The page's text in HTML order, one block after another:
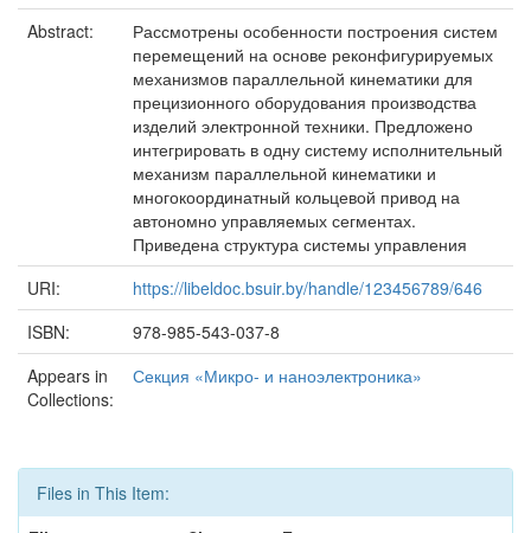
Abstract:
Рассмотрены особенности построения систем
перемещений на основе реконфигурируемых
механизмов параллельной кинематики для
прецизионного оборудования производства
изделий электронной техники. Предложено
интегрировать в одну систему исполнительный
механизм параллельной кинематики и
многокоординатный кольцевой привод на
автономно управляемых сегментах.
Приведена структура системы управления
URI:
https://libeldoc.bsuir.by/handle/123456789/646
ISBN:
978-985-543-037-8
Appears in
Collections:
Секция «Микро- и наноэлектроника»
Files in This Item: